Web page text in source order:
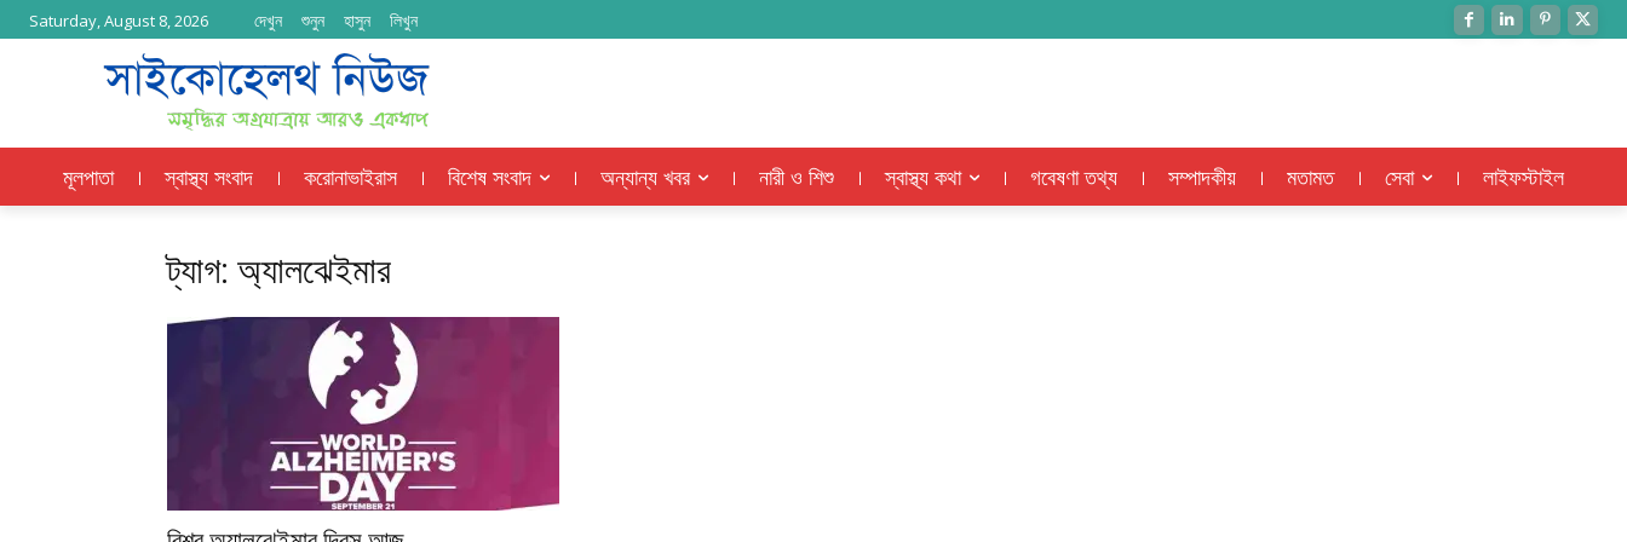
Saturday, August 8, 2026 দেখুন শুনুন হাসুন লিখুন
মূলপাতা স্বাস্থ্য সংবাদ করোনাভাইরাস বিশেষ সংবাদ অন্যান্য খবর নারী ও শিশু স্বাস্থ্য কথা গবেষণা তথ্য সম্পাদকীয় মতামত সেবা লাইফস্টাইল
ট্যাগ: অ্যালঝেইমার